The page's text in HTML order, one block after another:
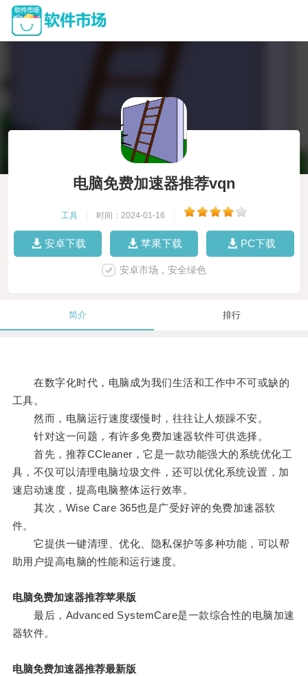
电脑免费加速器推荐vqn
工具 时间：2024-01-16
安卓下载 苹果下载 PC下载
安卓市场，安全绿色
简介 排行
在数字化时代，电脑成为我们生活和工作中不可或缺的
工具。
然而，电脑运行速度缓慢时，往往让人烦躁不安。
针对这一问题，有许多免费加速器软件可供选择。
首先，推荐CCleaner，它是一款功能强大的系统优化工
具，不仅可以清理电脑垃圾文件，还可以优化系统设置，加
速启动速度，提高电脑整体运行效率。
其次，Wise Care 365也是广受好评的免费加速器软
件。
它提供一键清理、优化、隐私保护等多种功能，可以帮
助用户提高电脑的性能和运行速度。
电脑免费加速器推荐苹果版
最后，Advanced SystemCare是一款综合性的电脑加速
器软件。
电脑免费加速器推荐最新版